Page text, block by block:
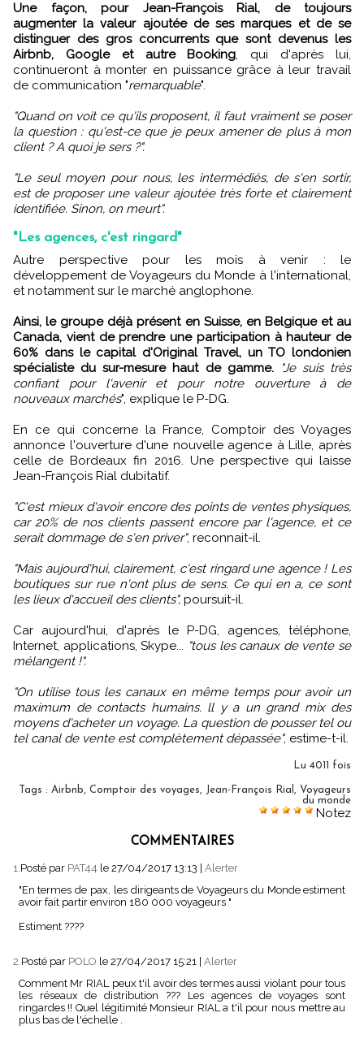
Une façon, pour Jean-François Rial, de toujours
augmenter la valeur ajoutée de ses marques et de se
distinguer des gros concurrents que sont devenus les
Airbnb, Google et autre Booking, qui d'après lui,
continueront à monter en puissance grâce à leur travail
de communication "remarquable".
"Quand on voit ce qu'ils proposent, il faut vraiment se poser
la question : qu'est-ce que je peux amener de plus à mon
client ? A quoi je sers ?".
"Le seul moyen pour nous, les intermédiés, de s'en sortir,
est de proposer une valeur ajoutée très forte et clairement
identifiée. Sinon, on meurt".
"Les agences, c'est ringard"
Autre perspective pour les mois à venir : le
développement de Voyageurs du Monde à l'international,
et notamment sur le marché anglophone.
Ainsi, le groupe déjà présent en Suisse, en Belgique et au
Canada, vient de prendre une participation à hauteur de
60% dans le capital d'Original Travel, un TO londonien
spécialiste du sur-mesure haut de gamme.
"Je suis très
confiant pour l'avenir et pour notre ouverture à de
nouveaux marchés", explique le P-DG.
En ce qui concerne la France, Comptoir des Voyages
annonce l'ouverture d'une nouvelle agence à Lille, après
celle de Bordeaux fin 2016. Une perspective qui laisse
Jean-François Rial dubitatif.
"C'est mieux d'avoir encore des points de ventes physiques,
car 20% de nos clients passent encore par l'agence, et ce
serait dommage de s'en priver", reconnait-il.
"Mais aujourd'hui, clairement, c'est ringard une agence ! Les
boutiques sur rue n'ont plus de sens. Ce qui en a, ce sont
les lieux d'accueil des clients", poursuit-il.
Car aujourd'hui, d'après le P-DG, agences, téléphone,
Internet, applications, Skype... "tous les canaux de vente se
mélangent !".
"On utilise tous les canaux en même temps pour avoir un
maximum de contacts humains. ll y a un grand mix des
moyens d'acheter un voyage. La question de pousser tel ou
tel canal de vente est complètement dépassée", estime-t-il.
Lu 4011 fois
Tags : Airbnb, Comptoir des voyages, Jean-François Rial , Voyageurs
du monde
Notez
COMMENTAIRES
1.Posté par PAT44 le 27/04/2017 13:13
Alerter
"En termes de pax, les dirigeants de Voyageurs du Monde estiment
avoir fait partir environ 180 000 voyageurs "
Estiment ????
2.Posté par POLO le 27/04/2017 15:21 Alerter
Comment Mr RIAL peux t'il avoir des termes aussi violant pour tous
les réseaux de distribution ??? Les agences de voyages sont
ringardes !! Quel légitimité Monsieur RIAL a t'il pour nous mettre au
plus bas de l'échelle .